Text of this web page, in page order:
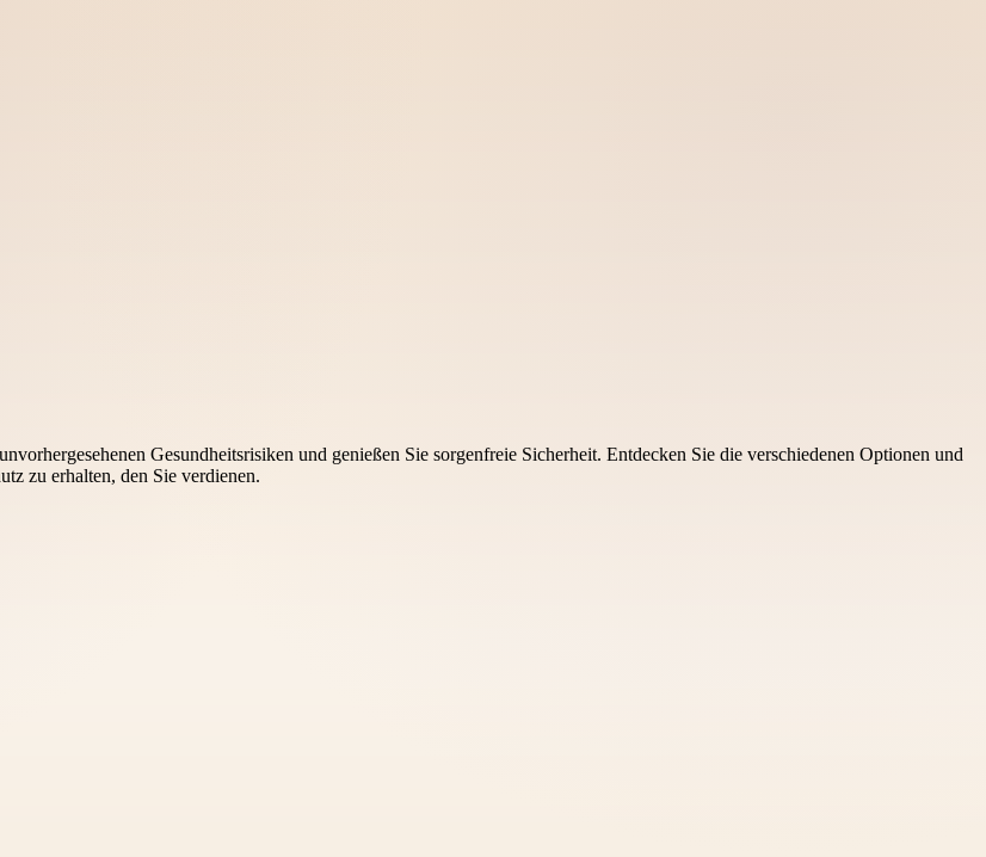
Gesundheitsrisiken und genießen Sie sorgenfreie Sicherheit. Entdecken Sie die verschiedenen Optionen und
zu erhalten, den Sie verdienen.